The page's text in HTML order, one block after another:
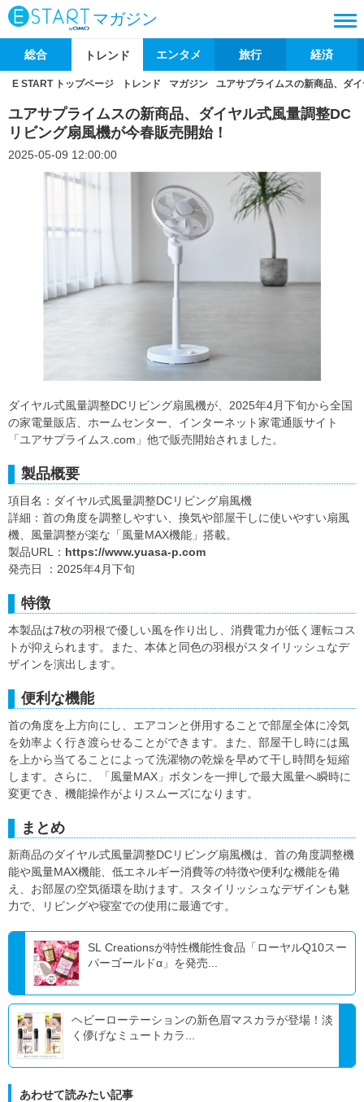
マガジン
総合 トレンド エンタメ 旅行 経済
E START トップページ トレンド マガジン ユアサプライムスの新商品、ダ
ユアサプライムスの新商品、ダイヤル式風量調整DC
リビング扇風機が今春販売開始！
2025-05-09 12:00:00
ダイヤル式風量調整DCリビング扇風機が、2025年4月下旬から全国
の家電量販店、ホームセンター、インターネット家電通販サイト
「ユアサプライムス.com」他で販売開始されました。
製品概要
項目名：ダイヤル式風量調整DCリビング扇風機
詳細：首の角度を調整しやすい、換気や部屋干しに使いやすい扇風
機、風量調整が楽な「風量MAX機能」搭載。
製品URL： https://www.yuasa-p.com
発売日 ：2025年4月下旬
特徴
本製品は7枚の羽根で優しい風を作り出し、消費電力が低く運転コス
トが抑えられます。また、本体と同色の羽根がスタイリッシュなデ
ザインを演出します。
便利な機能
首の角度を上方向にし、エアコンと併用することで部屋全体に冷気
を効率よく行き渡らせることができます。また、部屋干し時には風
を上から当てることによって洗濯物の乾燥を早めて干し時間を短縮
します。さらに、「風量MAX」ボタンを一押しで最大風量へ瞬時に
変更でき、機能操作がよりスムーズになります。
まとめ
新商品のダイヤル式風量調整DCリビング扇風機は、首の角度調整機
能や風量MAX機能、低エネルギー消費等の特徴や便利な機能を備
え、お部屋の空気循環を助けます。スタイリッシュなデザインも魅
力で、リビングや寝室での使用に最適です。
SL Creationsが特性機能性食品「ローヤルQ10スー
パーゴールドα」を発売...
ヘビーローテーションの新色眉マスカラが登場！淡
く儚げなミュートカラ...
あわせて読みたい記事